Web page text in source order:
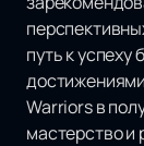
путь к
Warriors в
мастерство и